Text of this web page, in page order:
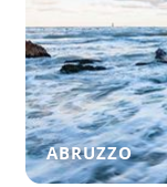
ABRUZZO